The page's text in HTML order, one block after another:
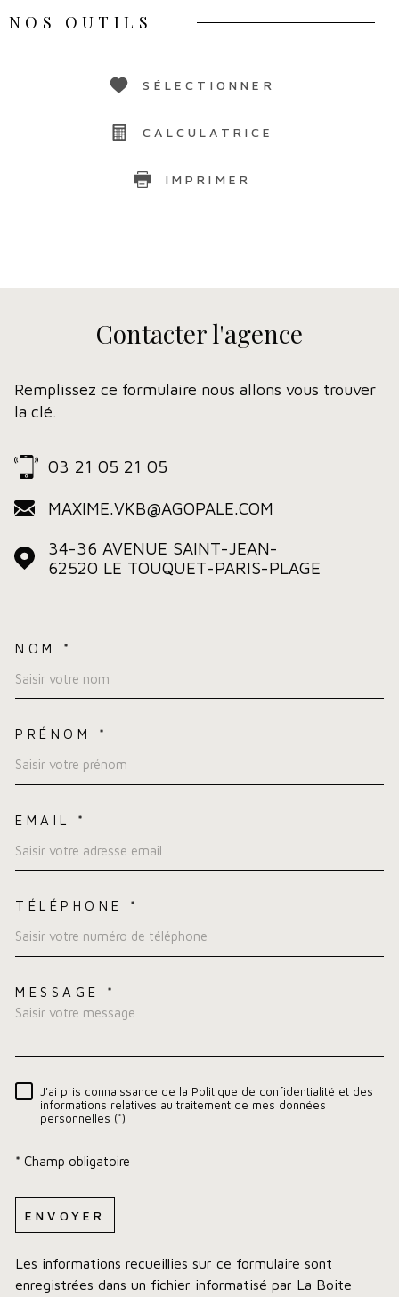
NOS OUTILS
SÉLECTIONNER
CALCULATRICE
IMPRIMER
Contacterl'agence
Remplissez ce formulaire nous allons vous trouver
la clé.
03 21 05 21 05
MAXIME.VKB@AGOPALE.COM
34-36 AVENUE SAINT-JEAN-
62520
LE TOUQUET-PARIS-PLAGE
NOM *
PRÉNOM *
EMAIL *
TÉLÉPHONE *
MESSAGE *
RÈGLEMENTATION
J'ai pris connaissance de la Politique de confidentialité et des
informations relatives au traitement de mes données
personnelles (*)
* Champ obligatoire
ENVOYER
Les informations recueillies sur ce formulaire sont
enregistrées dans un fichier informatisé par La Boite